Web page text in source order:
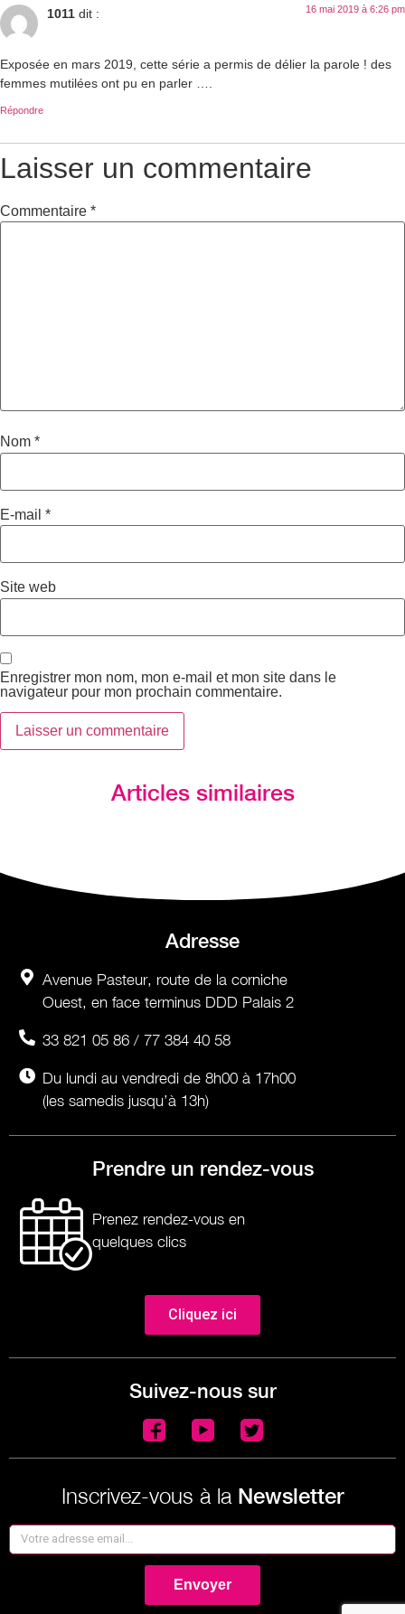
1011 dit : 16 mai 2019 à 6:26 pm
Exposée en mars 2019, cette série a permis de délier la parole ! des
femmes mutilées ont pu en parler ….
Répondre
Laisser un commentaire
Commentaire *
Nom *
E-mail *
Site web
Enregistrer mon nom, mon e-mail et mon site dans le
navigateur pour mon prochain commentaire.
Articles similaires
Adresse
Avenue Pasteur, route de la corniche
Ouest, en face terminus DDD Palais 2
33 821 05 86 / 77 384 40 58
Du lundi au vendredi de 8h00 à 17h00
(les samedis jusqu’à 13h)
Prendre un rendez-vous
Prenez rendez-vous en
quelques clics
Cliquez ici
Suivez-nous sur
Inscrivez-vous à la Newsletter
Envoyer